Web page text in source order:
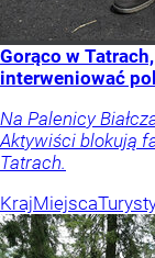
Gorąco w
interweniować
Na Palenicy
Aktywiści blokują
Tatrach.
KrajMiejsca